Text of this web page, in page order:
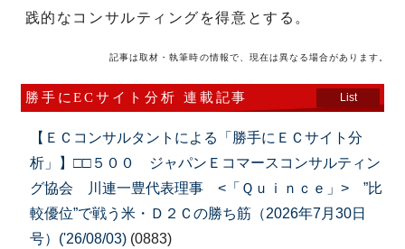
践的なコンサルティングを得意とする。
記事は取材・執筆時の情報で、現在は異なる場合があります。
勝手にECサイト分析 連載記事 List
【ＥＣコンサルタントによる「勝手にＥＣサイト分
析」】□□５００ ジャパンＥコマースコンサルティン
グ協会 川連一豊代表理事 <「Ｑｕｉｎｃｅ」> ”比
較優位”で戦う米・Ｄ２Ｃの勝ち筋（2026年7月30日
号）('26/08/03) (0883)